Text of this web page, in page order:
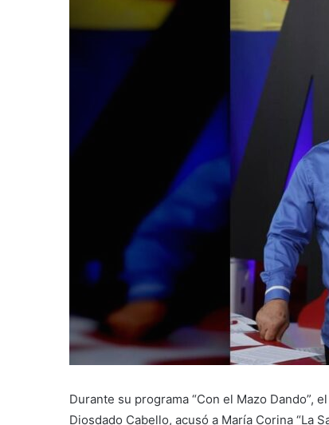
Durante su programa “Con el Mazo Dando”,
Diosdado Cabello, acusó a María Corina “La